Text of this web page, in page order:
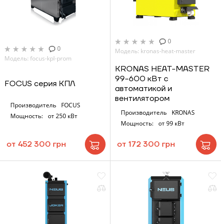
0
Модель: focus-kpl-prom
FOCUS серия КПЛ
Производитель
FOCUS
Мощность: от 250 кВт
от 452 300 грн
0
Модель: kronas-heat-master
KRONAS HEAT-MASTER
99-600 кВт с
автоматикой и
вентилятором
Производитель
KRONAS
Мощность: от 99 кВт
от 172 300 грн